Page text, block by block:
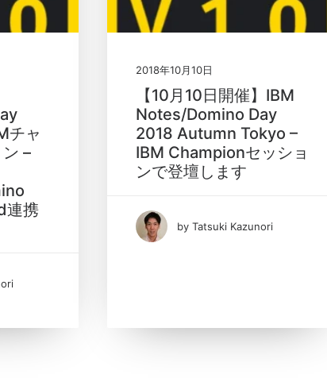
(3)
チャ
–
連携
2018年10月10日
【10月10日開催】IBM
Notes/Domino Day
2018 Autumn Tokyo –
IBM Championセッショ
ンで登壇します
by Tatsuki Kazunori